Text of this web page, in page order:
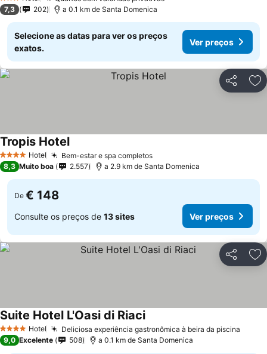
3 Estrelas
7,3 202 a 0.1 km de Santa Domenica
Selecione as datas para ver os preços
exatos.
Ver preços
Partilhar
4 EstrelasHotel Bem-estar e spa completos
Tropis Hotel
8,3 Muito boa 2.557 a 2.9 km de Santa Domenica
De € 148
Consulte os preços de 13 sites Ver preços
Partilhar
4 EstrelasHotel Deliciosa experiência gastronômica à beira da piscina
Suite Hotel L'Oasi di Riaci
9,0 Excelente 508 a 0.1 km de Santa Domenica